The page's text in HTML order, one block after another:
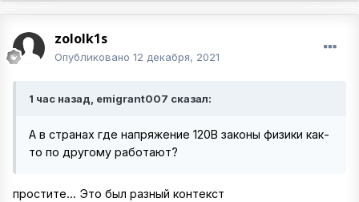
zololk1s
Опубликовано 12 декабря, 2021
1 час назад, emigrant007 сказал:
А в странах где напряжение 120В законы физики как-
то по другому работают?
простите... Это был разный контекст